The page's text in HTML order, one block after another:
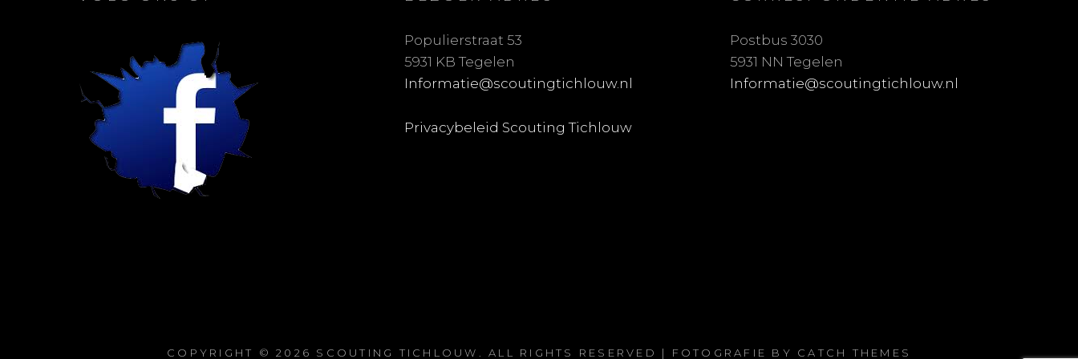
Populierstraat 53
5931 KB Tegelen
Informatie@scoutingtichlouw.nl
Privacybeleid Scouting Tichlouw
Postbus 3030
5931 NN Tegelen
Informatie@scoutingtichlouw.nl
COPYRIGHT © 2026 SCOUTING TICHLOUW . ALL RIGHTS RESERVED | FOTOGRAFIE BY CATCH THEMES